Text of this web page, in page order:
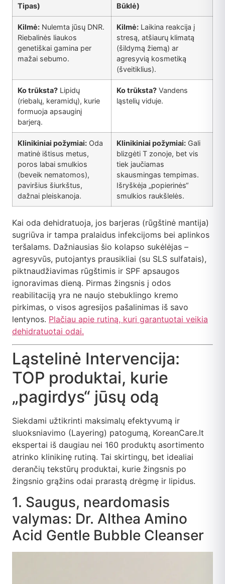
Tipas)
Būklė)
Kilmė: Nulemta jūsų DNR.
Riebalinės liaukos
genetiškai gamina per
mažai sebumo.
Kilmė: Laikina reakcija į
stresą, atšiaurų klimatą
(šildymą žiemą) ar
agresyvią kosmetiką
(šveitiklius).
Ko trūksta? Lipidų
(riebalų, keramidų), kurie
formuoja apsauginį
barjerą.
Ko trūksta? Vandens
ląstelių viduje.
Klinikiniai požymiai: Oda
matinė ištisus metus,
poros labai smulkios
(beveik nematomos),
paviršius šiurkštus,
dažnai pleiskanoja.
Klinikiniai požymiai: Gali
blizgėti T zonoje, bet vis
tiek jaučiamas
skausmingas tempimas.
Išryškėja „popierinės“
smulkios raukšlelės.
Kai oda dehidratuoja, jos barjeras (rūgštinė mantija)
sugriūva ir tampa pralaidus infekcijoms bei aplinkos
teršalams. Dažniausias šio kolapso sukėlėjas –
agresyvūs, putojantys prausikliai (su SLS sulfatais),
piktnaudžiavimas rūgštimis ir SPF apsaugos
ignoravimas dieną. Pirmas žingsnis į odos
reabilitaciją yra ne naujo stebuklingo kremo
pirkimas, o visos agresijos pašalinimas iš savo
lentynos. Plačiau apie rutiną, kuri garantuotai veikia
dehidratuotai odai.
Ląstelinė Intervencija:
TOP produktai, kurie
„pagirdys“ jūsų odą
Siekdami užtikrinti maksimalų efektyvumą ir
sluoksniavimo (Layering) patogumą, KoreanCare.lt
ekspertai iš daugiau nei 160 produktų asortimento
atrinko klinikinę rutiną. Tai skirtingų, bet idealiai
derančių tekstūrų produktai, kurie žingsnis po
žingsnio grąžins odai prarastą drėgmę ir lipidus.
1. Saugus, neardomasis
valymas: Dr. Althea Amino
Acid Gentle Bubble Cleanser